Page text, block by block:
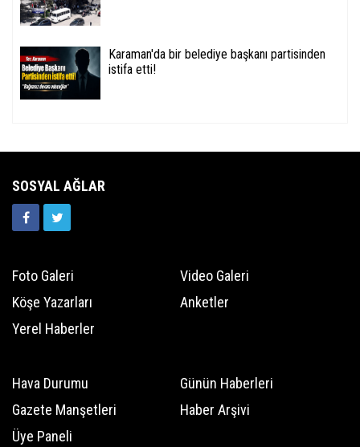
Karaman'da bir belediye başkanı partisinden
istifa etti!
SOSYAL AĞLAR
Foto Galeri
Video Galeri
Köşe Yazarları
Anketler
Yerel Haberler
Hava Durumu
Günün Haberleri
Gazete Manşetleri
Haber Arşivi
Üye Paneli